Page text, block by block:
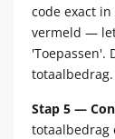
code exact
vermeld —
'Toepassen'.
totaalbedrag.
Stap 5 —
totaalbedrag